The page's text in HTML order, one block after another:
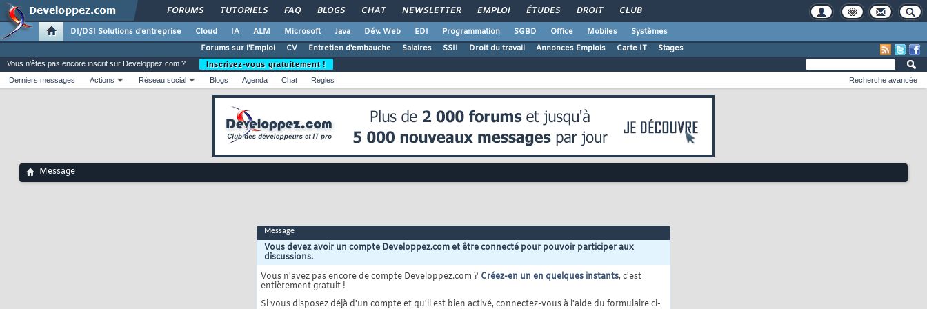
FORUMS TUTORIELS FAQ BLOGS CHAT NEWSLETTER EMPLOI ÉTUDES DROIT CLUB
DI/DSI Solutions d'entreprise Cloud IA ALM Microsoft Java Dév. Web EDI Programmation SGBD Office Mobiles
Systèmes
Forums sur l'Emploi
CV Entretien d'embauche Salaires SSII Droit du travail Annonces Emplois Carte IT Stages
Vous n'êtes pas encore inscrit sur Developpez.com ?
Inscrivez-vous gratuitement !
Derniers messages
Actions Réseau social Blogs Agenda Chat Règles Recherche avancée
Message
Message
Vous devez avoir un compte Developpez.com et être connecté pour pouvoir participer aux
discussions.
Vous n'avez pas encore de compte Developpez.com ? Créez-en un en quelques instants, c'est
entièrement gratuit !
Si vous disposez déjà d'un compte et qu'il est bien activé, connectez-vous à l'aide du formulaire ci-